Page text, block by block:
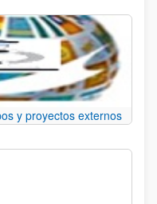
y proyectos externos